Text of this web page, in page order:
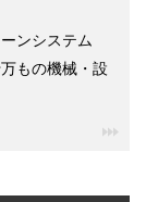
ンシステム
もの機械・設